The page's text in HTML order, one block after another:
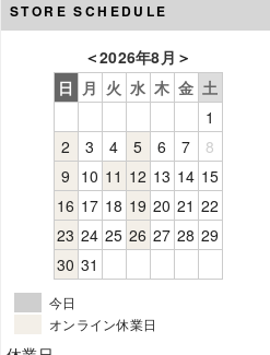
STORE SCHEDULE
＜2026年8月 ＞
日 月 火 水 木 金 土
1
2
3 4 5 6 7
8
9 10 11 12 13 14 15
16 17 18 19 20 21 22
23 24 25 26 27 28 29
30 31
今日
オンライン休業日